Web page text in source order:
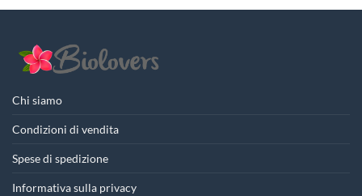
Chi siamo
Condizioni di vendita
Spese di spedizione
Informativa sulla privacy